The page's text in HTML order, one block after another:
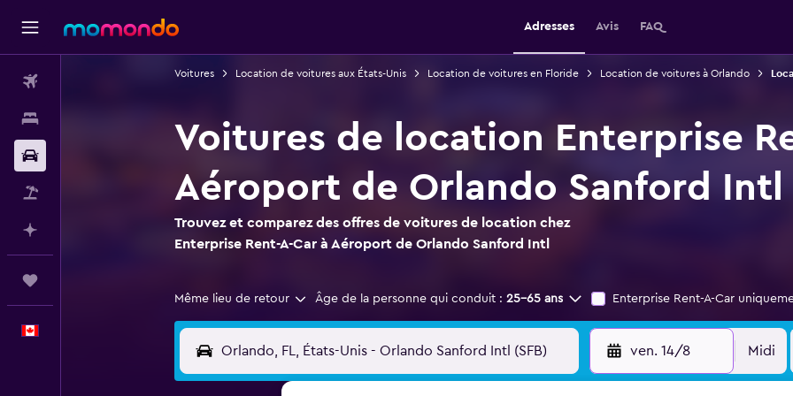
Adresses Avis FAQ
Voitures Location de voitures aux États-Unis Location de voitures en Floride Location de voitures à Orlando
Voitures de location Enterprise
Aéroport de Orlando Sanford Intl
Trouvez et comparez des offres de voitures de location chez
Enterprise Rent-A-Car à Aéroport de Orlando Sanford Intl
Même lieu de retour Âge de la personne qui conduit : 25-65 ans Enterprise Rent-A-Car
ven. 14/8 Midi